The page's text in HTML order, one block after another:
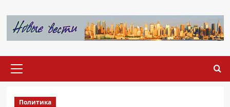
содержимому
меню
Политика